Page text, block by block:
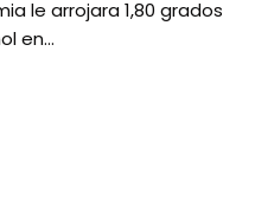
le arrojara 1,80 grados
en…